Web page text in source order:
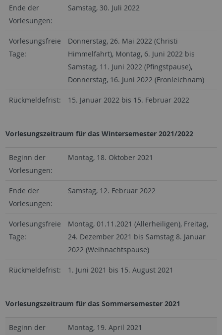
Ende der
Vorlesungen:
Samstag, 30. Juli 2022
Vorlesungsfreie
Tage:
Donnerstag, 26. Mai 2022 (Christi
Himmelfahrt), Montag, 6. Juni 2022 bis
Samstag, 11. Juni 2022 (Pfingstpause),
Donnerstag, 16. Juni 2022 (Fronleichnam)
Rückmeldefrist: 15. Januar 2022 bis 15. Februar 2022
Vorlesungszeitraum für das Wintersemester 2021/2022
Beginn der
Vorlesungen:
Montag, 18. Oktober 2021
Ende der
Vorlesungen:
Samstag, 12. Februar 2022
Vorlesungsfreie
Tage:
Montag, 01.11.2021 (Allerheiligen), Freitag,
24. Dezember 2021 bis Samstag 8. Januar
2022 (Weihnachtspause)
Rückmeldefrist: 1. Juni 2021 bis 15. August 2021
Vorlesungszeitraum für das Sommersemester 2021
Beginn der
Montag, 19. April 2021